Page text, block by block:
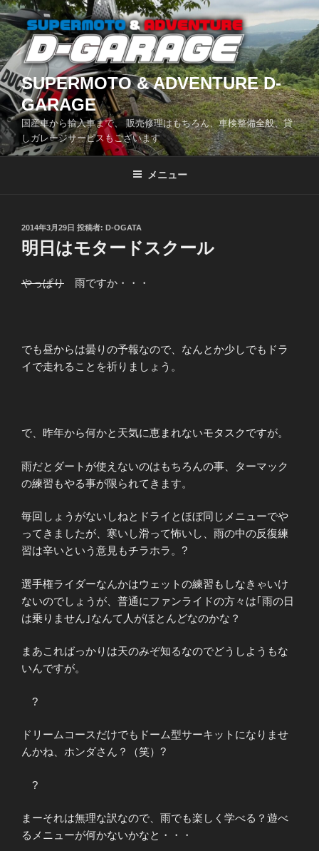
コ
ン
テ
ン
ツ
へ
ス
キ
ッ
SUPERMOTO & ADVENTURE D-
GARAGE
国産車から輸入車まで、 販売修理はもちろん、車検整備全般、貸
しガレージサービスもございます
メニュー
投
稿
日:
2014年3月29日 投稿者: D-OGATA
明日はモタードスクール
やっぱり 雨ですか・・・
でも昼からは曇りの予報なので、なんとか少しでもドラ
イで走れることを祈りましょう。
で、昨年から何かと天気に恵まれないモタスクですが。
雨だとダートが使えないのはもちろんの事、ターマック
の練習もやる事が限られてきます。
毎回しょうがないしねとドライとほぼ同じメニューでや
ってきましたが、寒いし滑って怖いし、雨の中の反復練
習は辛いという意見もチラホラ。?
選手権ライダーなんかはウェットの練習もしなきゃいけ
ないのでしょうが、普通にファンライドの方々は｢雨の日
は乗りません｣なんて人がほとんどなのかな？
まあこればっかりは天のみぞ知るなのでどうしようもな
いんですが。
?
ドリームコースだけでもドーム型サーキットになりませ
んかね、ホンダさん？（笑）?
?
まーそれは無理な訳なので、雨でも楽しく学べる？遊べ
るメニューが何かないかなと・・・